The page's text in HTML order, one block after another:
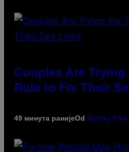
Couples Are Trying
Rule to Fix Their
49 минута ранијеOd Ashley Fike